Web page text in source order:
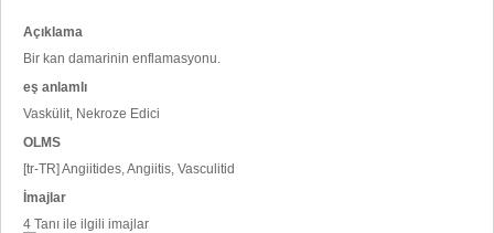
Açıklama
Bir kan damarinin enflamasyonu.
eş anlamlı
Vaskülit, Nekroze Edici
OLMS
[tr-TR] Angiitides, Angiitis, Vasculitid
İmajlar
4 Tanı ile ilgili imajlar